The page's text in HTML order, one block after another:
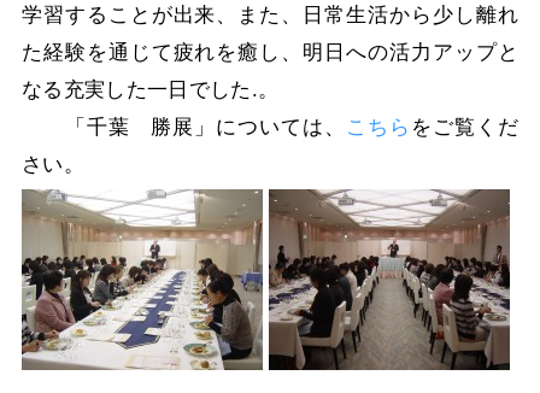
学習することが出来、また、日常生活から少し離れ
た経験を通じて疲れを癒し、明日への活力アップと
なる充実した一日でした.。
「千葉 勝展」については、 こちら をご覧くだ
さい。